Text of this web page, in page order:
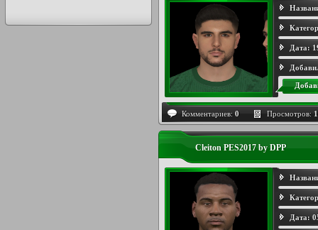
Дата:
Комментариев: 0 Просмотров:
Cleiton PES2017 by DPP
Дата: